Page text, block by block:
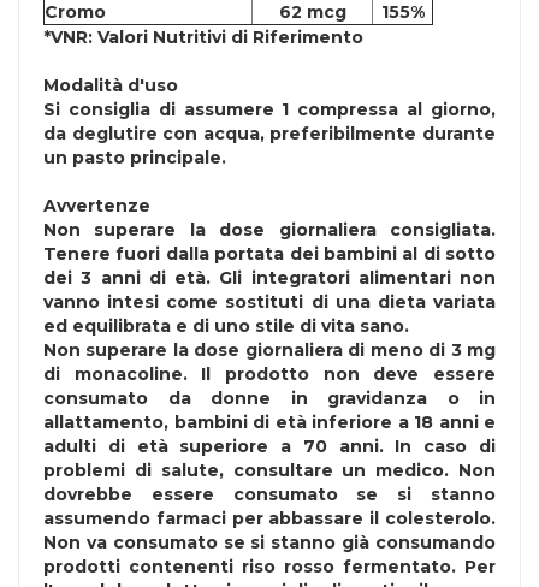
Cromo
62 mcg
155%
*VNR: Valori Nutritivi di Riferimento
Modalità d'uso
Si consiglia di assumere 1 compressa al giorno,
da deglutire con acqua, preferibilmente durante
un pasto principale.
Avvertenze
Non superare la dose giornaliera consigliata.
Tenere fuori dalla portata dei bambini al di sotto
dei 3 anni di età. Gli integratori alimentari non
vanno intesi come sostituti di una dieta variata
ed equilibrata e di uno stile di vita sano.
Non superare la dose giornaliera di meno di 3 mg
di monacoline. Il prodotto non deve essere
consumato da donne in gravidanza o in
allattamento, bambini di età inferiore a 18 anni e
adulti di età superiore a 70 anni. In caso di
problemi di salute, consultare un medico. Non
dovrebbe essere consumato se si stanno
assumendo farmaci per abbassare il colesterolo.
Non va consumato se si stanno già consumando
prodotti contenenti riso rosso fermentato. Per